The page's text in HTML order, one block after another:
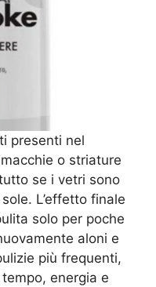
presenti nel
o striature
se i vetri sono
L’effetto finale
solo per poche
aloni e
più frequenti,
energia e